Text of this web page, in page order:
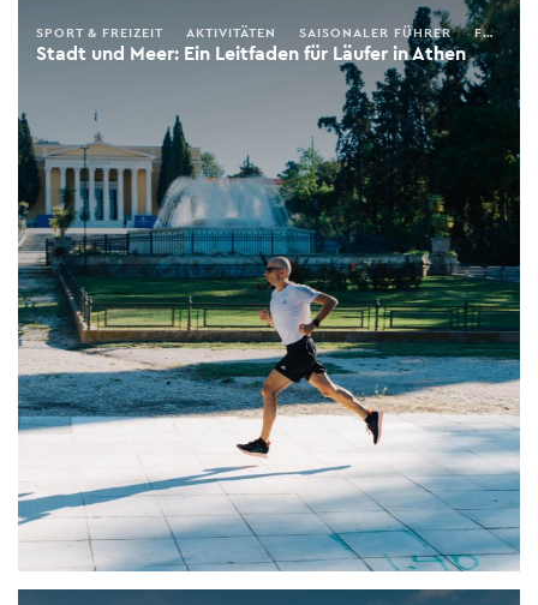
Stadt und Meer: Ein Leitfaden für Läufer in Athen
SPORT & FREIZEIT AKTIVITÄTEN SAISONALER FÜHRER FRÜHLING